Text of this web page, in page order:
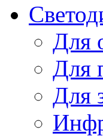
Для
Для
Для